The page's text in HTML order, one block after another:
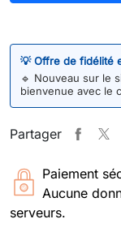
💡 Offre de fidélité
🔹 Nouveau sur le
bienvenue avec le
Partager
Paiement
Aucune
serveurs.